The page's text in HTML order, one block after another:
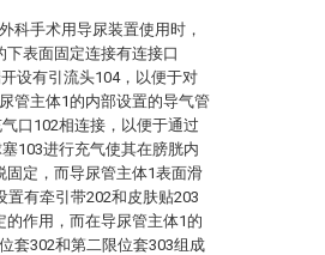
科手术用导尿装置使用时，
表面固定连接有连接口
设有引流头104，以便于对
管主体1的内部设置的导气管
口102相连接，以便于通过
103进行充气使其在膀胱内
固定，而导尿管主体1表面滑
置有牵引带202和皮肤贴203
作用，而在导尿管主体1的
套302和第二限位套303组成